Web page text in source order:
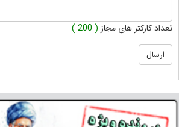
تعداد کارکتر های مجاز ( 200 )